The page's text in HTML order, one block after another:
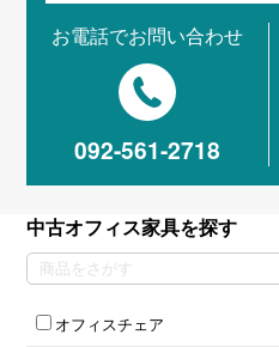
お電話でお問い合わせ
092-561-2718
中古オフィス家具を探す
オフィスチェア